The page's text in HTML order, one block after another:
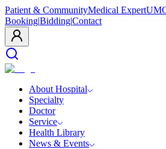
Patient & CommunityMedical Expert
Booking|Bidding|Contact
About Hospital
Specialty
Doctor
Service
Health Library
News & Events